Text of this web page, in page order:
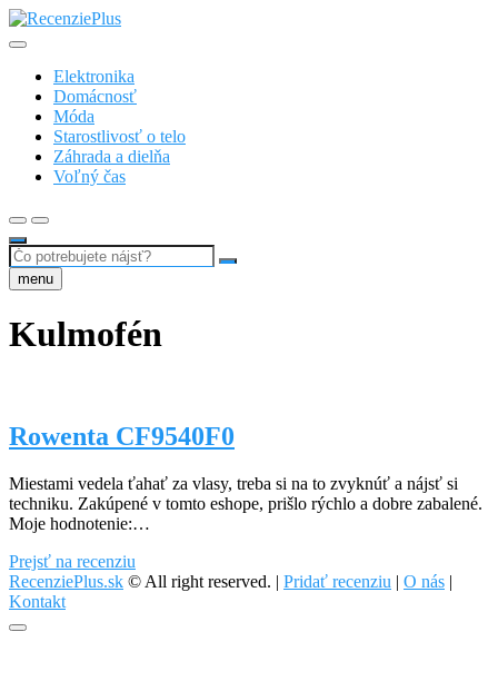
Skip
to
RecenziePlus.sk
Recenzie a testy nezávisle od spotrebiteľov
Elektronika
Domácnosť
Móda
Starostlivosť o telo
Záhrada a dielňa
Voľný čas
Search
…menu
Kulmofén
Rowenta CF9540F0
Miestami vedela ťahať za vlasy, treba si na to zvyknúť a nájsť si
techniku. Zakúpené v tomto eshope, prišlo rýchlo a dobre zabalené.
Moje hodnotenie:…
Prejsť na recenziu
CF9540F0
RecenziePlus.sk © All right reserved. | Pridať recenziu | O nás |
Kontakt